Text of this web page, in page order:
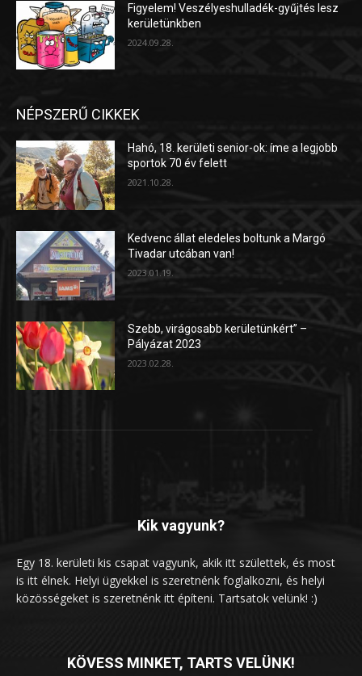
Figyelem! Veszélyeshulladék-gyűjtés lesz
kerületünkben
2024.09.28.
NÉPSZERŰ CIKKEK
Hahó, 18. kerületi senior-ok: íme a legjobb
sportok 70 év felett
2021.10.28.
Kedvenc állat eledeles boltunk a Margó
Tivadar utcában van!
2023.01.19.
Szebb, virágosabb kerületünkért” –
Pályázat 2023
2023.02.28.
Kik vagyunk?
Egy 18. kerületi kis csapat vagyunk, akik itt születtek, és most
is itt élnek. Helyi ügyekkel is szeretnénk foglalkozni, és helyi
közösségeket is szeretnénk itt építeni. Tartsatok velünk! :)
KÖVESS MINKET, TARTS VELÜNK!